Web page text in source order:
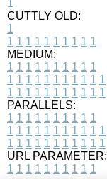
1
CUTTLY OLD:
1
1 1 1 1 1 1 1 1 1 1
MEDIUM:
1 1 1 1 1 1 1 1 1 1
1 1 1 1 1 1 1 1 1 1 1
1 1 1 1 1 1 1 1 1 1 1
PARALLELS:
1 1 1 1 1 1 1 1 1 1
1 1 1 1 1 1 1 1 1 1 1
1 1 1 1 1 1 1 1 1 1 1
URL PARAMETER:
1 1 1 1 1 1 1 1 1 1